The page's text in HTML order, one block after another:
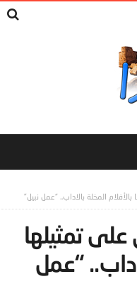
المخلة بالاداب.. “عمل نبيل”
تمثيلها
“عمل